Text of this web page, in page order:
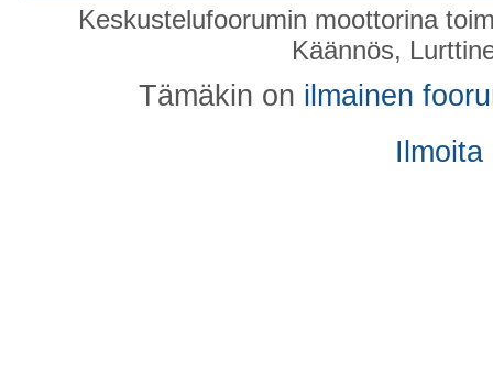
Keskustelufoorumin moottorina
Käännös,
Tämäkin on ilmainen